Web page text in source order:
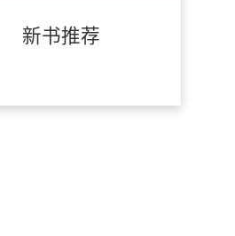
新书推荐